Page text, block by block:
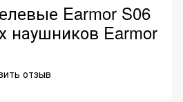
Earmor S06
наушников Earmor
отзыв